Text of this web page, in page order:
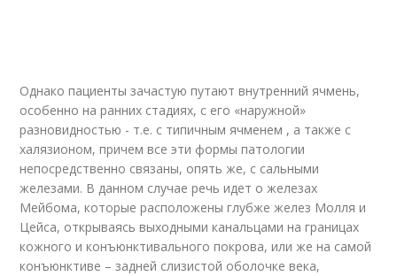
Однако пациенты зачастую путают внутренний ячмень,
особенно на ранних стадиях, с его «наружной»
разновидностью - т.е. с типичным ячменем , а также с
халязионом, причем все эти формы патологии
непосредственно связаны, опять же, с сальными
железами. В данном случае речь идет о железах
Мейбома, которые расположены глубже желез Молля и
Цейса, открываясь выходными канальцами на границах
кожного и конъюнктивального покрова, или же на самой
конъюнктиве – задней слизистой оболочке века,